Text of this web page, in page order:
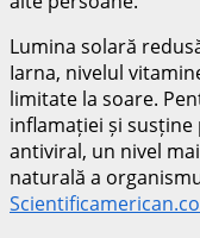
Lumina solară
Iarna, nivelul
limitate la soare.
inflamației și
antiviral, un nivel
naturală a